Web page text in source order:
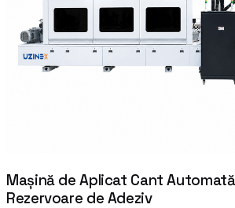
Mașină de Aplicat Cant
Rezervoare de Adeziv